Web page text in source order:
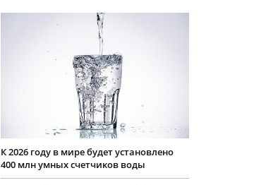
К 2026 году в мире будет установлено
400 млн умных счетчиков воды